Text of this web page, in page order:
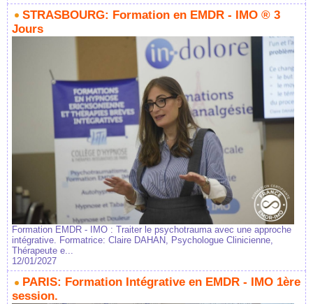
STRASBOURG: Formation en EMDR - IMO ® 3
Jours
Formation EMDR - IMO : Traiter le psychotrauma avec une approche
intégrative. Formatrice: Claire DAHAN, Psychologue Clinicienne,
Thérapeute e...
12/01/2027
PARIS: Formation Intégrative en EMDR - IMO 1ère
session.